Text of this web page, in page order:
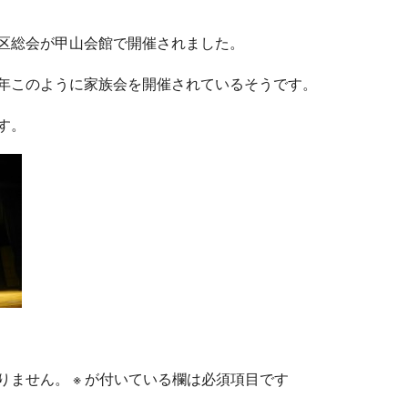
総会が甲山会館で開催されました。
このように家族会を開催されているそうです。
せん。 ※ が付いている欄は必須項目です